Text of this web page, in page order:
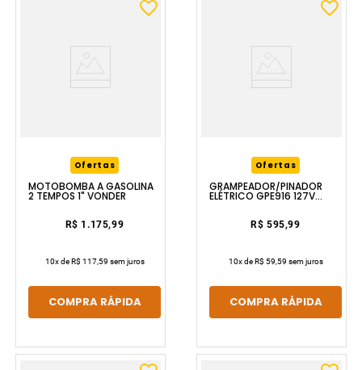
Ofertas
MOTOBOMBA A GASOLINA
2 TEMPOS 1" VONDER
R$ 1.175,99
10x deR$ 117,59 sem juros
COMPRA RÁPIDA
Ofertas
GRAMPEADOR/PINADOR
ELÉTRICO GPE916 127V
R$ 595,99
10x deR$ 59,59 sem juros
COMPRA RÁPIDA